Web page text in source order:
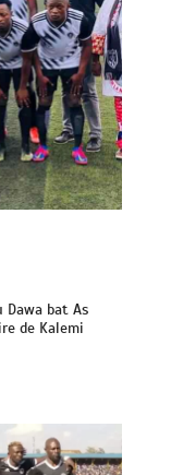
Dawa bat As
de Kalemi